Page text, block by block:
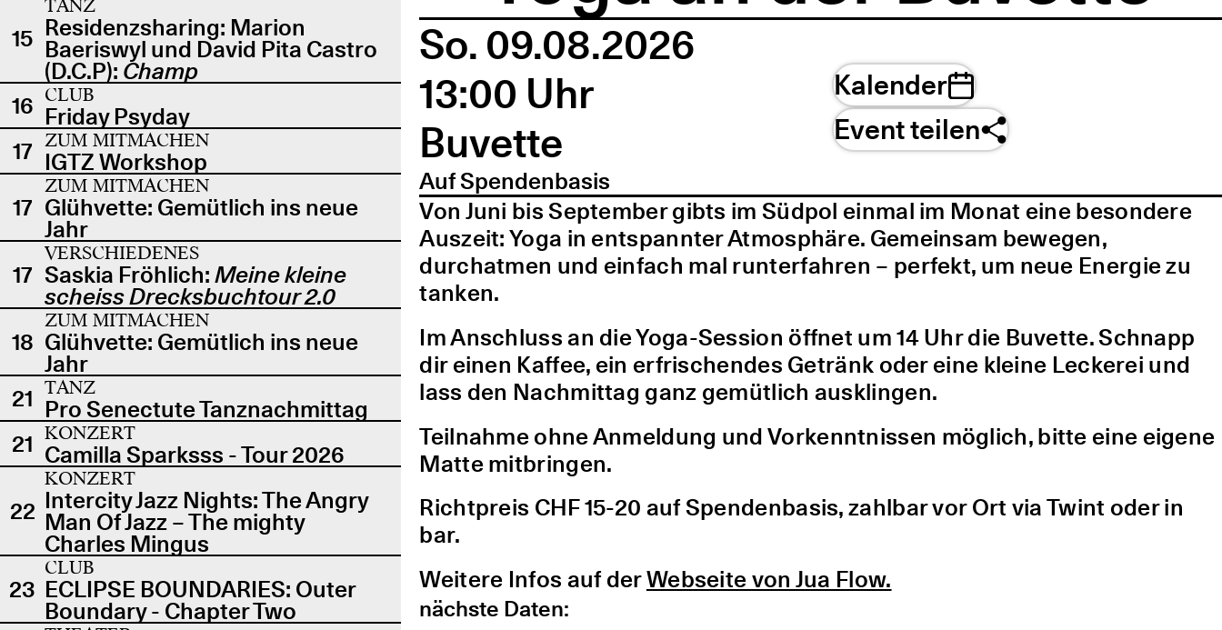
15
TANZ
Residenzsharing: Marion
Baeriswyl und David Pita Castro
(D.C.P): Champ
16 CLUB
Friday Psyday
17 ZUM MITMACHEN
IGTZ Workshop
17
ZUM MITMACHEN
Glühvette: Gemütlich ins neue
Jahr
17
VERSCHIEDENES
Saskia Fröhlich: Meine kleine
scheiss Drecksbuchtour 2.0
18
ZUM MITMACHEN
Glühvette: Gemütlich ins neue
Jahr
21 TANZ
Pro Senectute Tanznachmittag
21 KONZERT
Camilla Sparksss - Tour 2026
22
KONZERT
Intercity Jazz Nights: The Angry
Man Of Jazz – The mighty
Charles Mingus
23
CLUB
ECLIPSE BOUNDARIES: Outer
Boundary - Chapter Two
So. 09.08.2026
13:00 Uhr
Buvette
Auf Spendenbasis
Kalender
Event teilen
Von Juni bis September gibts im Südpol einmal im Monat eine besondere
Auszeit: Yoga in entspannter Atmosphäre. Gemeinsam bewegen,
durchatmen und einfach mal runterfahren – perfekt, um neue Energie zu
tanken.
Im Anschluss an die Yoga-Session öffnet um 14 Uhr die Buvette. Schnapp
dir einen Kaffee, ein erfrischendes Getränk oder eine kleine Leckerei und
lass den Nachmittag ganz gemütlich ausklingen.
Teilnahme ohne Anmeldung und Vorkenntnissen möglich, bitte eine eigene
Matte mitbringen.
Richtpreis CHF 15-20 auf Spendenbasis, zahlbar vor Ort via Twint oder in
bar.
Weitere Infos auf derWebseite von Jua Flow.
nächste Daten: